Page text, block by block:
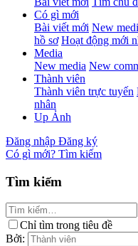
Có gì mới
Bài viết mới New
hồ sơ Hoạt động mới
Media
New media New
Thành viên
Thành viên trực tuyến
nhân
Up Ảnh
Đăng nhập Đăng ký
Có gì mới? Tìm kiếm
Tìm kiếm
Chỉ tìm trong tiêu đề
Bởi: